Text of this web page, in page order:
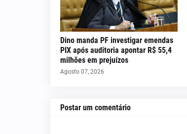
Dino manda PF investigar emendas
PIX após auditoria apontar R$ 55,4
milhões em prejuízos
Agosto 07, 2026
Postar um comentário